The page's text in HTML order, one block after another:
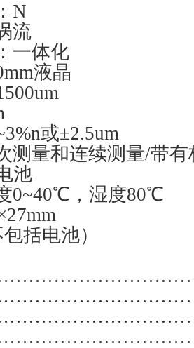
N
流
一体化
液晶
或±2.5um
测量和连续测量/带有
池
0~40℃ ，湿度80℃
包括电池）